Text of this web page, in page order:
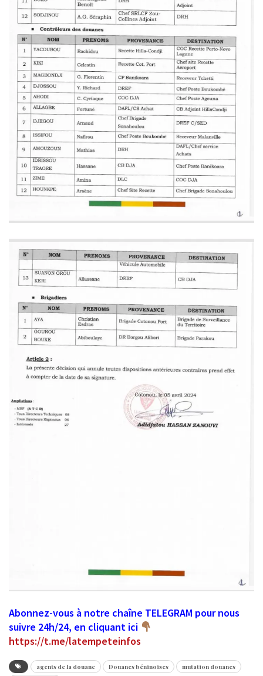
Abonnez-vous à notre chaîne TELEGRAM pour nous
suivre 24h/24, en cliquant ici
https://t.me/latempeteinfos
agents de la douane Douanes béninoises
mutation douanes